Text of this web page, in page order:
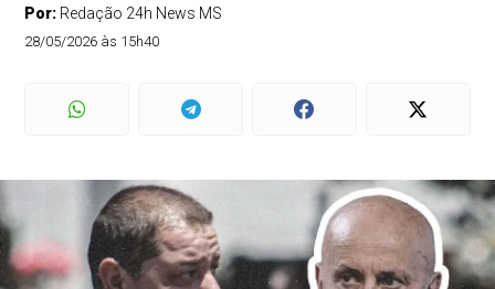
Por: Redação 24h News MS
28/05/2026 às 15h40